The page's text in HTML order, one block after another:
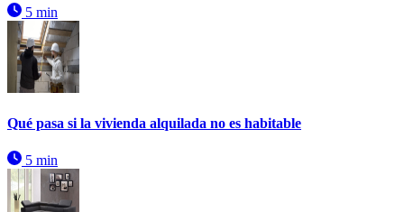
5 min
Qué pasa si la vivienda alquilada no es habitable
5 min